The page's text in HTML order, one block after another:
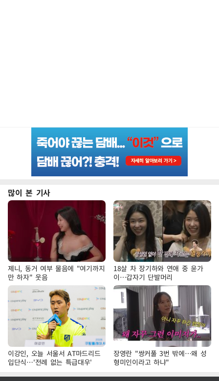
많이 본 기사
제니, 동거 여부 물음에 "여기까지
만 하자" 웃음
18살 차 장기하와 연애 중 윤가
이…갑자기 단발머리
이강인, 오늘 서울서 AT마드리드
입단식…'전례 없는 특급대우'
장영란 "쌍커풀 3번 밖에…왜 성
형미인이라고 하냐"